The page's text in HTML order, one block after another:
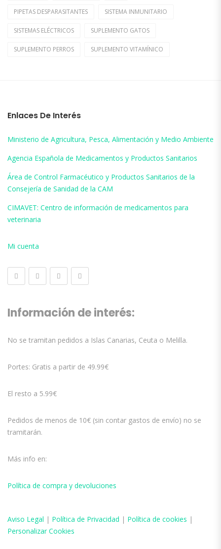
PIPETAS DESPARASITANTES SISTEMA INMUNITARIO
SISTEMAS ELÉCTRICOS SUPLEMENTO GATOS
SUPLEMENTO PERROS SUPLEMENTO VITAMÍNICO
Enlaces De Interés
Ministerio de Agricultura, Pesca, Alimentación y Medio Ambiente
Agencia Española de Medicamentos y Productos Sanitarios
Área de Control Farmacéutico y Productos Sanitarios de la
Consejería de Sanidad de la CAM
CIMAVET: Centro de información de medicamentos para
veterinaria
Mi cuenta
Información de interés:
No se tramitan pedidos a Islas Canarias, Ceuta o Melilla.
Portes: Gratis a partir de 49.99€
El resto a 5.99€
Pedidos de menos de 10€ (sin contar gastos de envío) no se
tramitarán.
Más info en:
Política de compra y devoluciones
Aviso Legal | Política de Privacidad | Política de cookies |
Personalizar Cookies